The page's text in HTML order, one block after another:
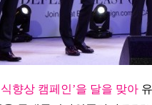
향상 캠페인’을 달을 맞아